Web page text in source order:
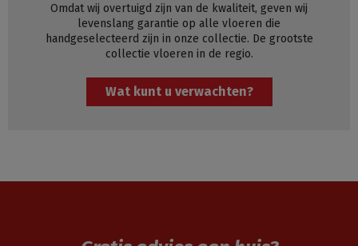
Omdat wij overtuigd zijn van de kwaliteit, geven wij
levenslang garantie op alle vloeren die
handgeselecteerd zijn in onze collectie. De grootste
collectie vloeren in de regio.
Wat kunt u verwachten?